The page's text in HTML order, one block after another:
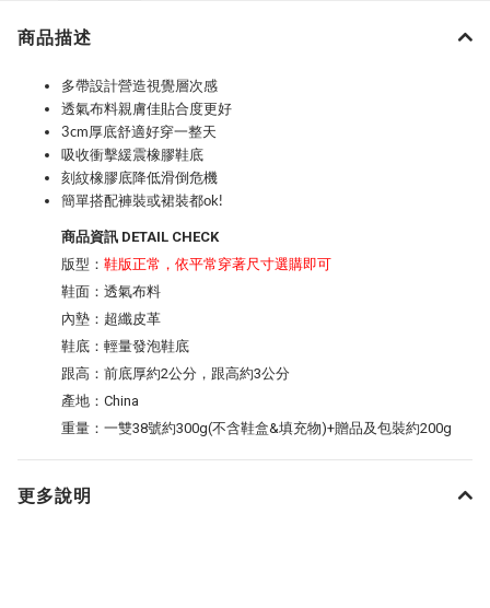
商品描述
多帶設計營造視覺層次感
透氣布料親膚佳貼合度更好
3cm厚底舒適好穿一整天
吸收衝擊緩震橡膠鞋底
刻紋橡膠底降低滑倒危機
簡單搭配褲裝或裙裝都ok!
商品資訊 DETAIL CHECK
版型： 鞋版正常，依平常穿著尺寸選購即可
鞋面：透氣布料
內墊：超纖皮革
鞋底：輕量發泡鞋底
跟高：前底厚約2公分，跟高約3公分
產地：China
重量：一雙38號約300g(不含鞋盒&填充物)+贈品及包裝約200g
更多說明